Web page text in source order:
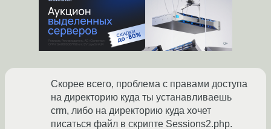
Скорее всего, проблема с правами доступа
на директорию куда ты устанавливаешь
crm, либо на директорию куда хочет
писаться файл в скрипте Sessions2.php.